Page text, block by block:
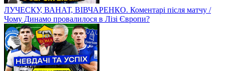
ЛІДЕРИ втрачають очки. Скандал у матчі ШАХТАРЯ.
Нестабільне ДИНАМО та втома ДНІПРА-1